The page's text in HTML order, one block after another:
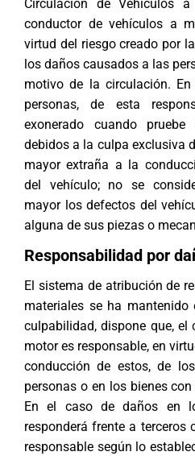
Circulación de Vehículos
conductor de vehículos a
virtud del riesgo creado por
los daños causados a las
motivo de la circulación.
personas, de esta
exonerado cuando
debidos a la culpa exclusiva
mayor extraña a la
del vehículo; no se
mayor los defectos del
alguna de sus piezas o
Responsabilidad por
El sistema de atribución de
materiales se ha
culpabilidad, dispone que, el
motor es responsable, en
conducción de estos, de
personas o en los bienes
En el caso de daños en
responderá frente a terceros
responsable según lo